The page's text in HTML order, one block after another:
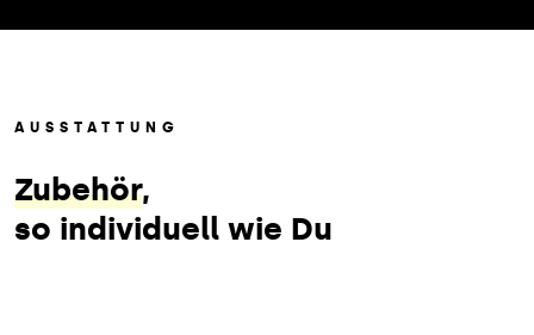
AUSSTATTUNG
Zubehör,
so individuell wie Du